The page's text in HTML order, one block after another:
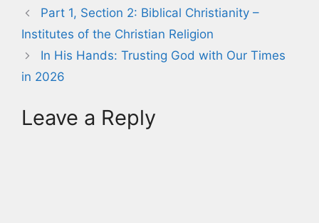
Part 1, Section 2: Biblical Christianity –
Institutes of the Christian Religion
In His Hands: Trusting God with Our Times
in 2026
Leave a Reply